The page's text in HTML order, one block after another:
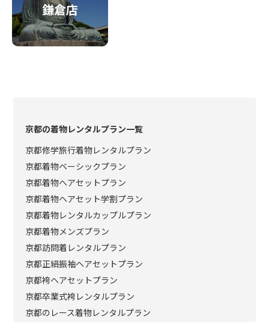
鎌倉店
京都の着物レンタルプラン一覧
京都修学旅行着物レンタルプラン
京都着物ベーシックプラン
京都着物ヘアセットプラン
京都着物ヘアセット学割プラン
京都着物レンタルカップルプラン
京都着物メンズプラン
京都訪問着レンタルプラン
京都正絹振袖ヘアセットプラン
京都袴ヘアセットプラン
京都卒業式袴レンタルプラン
京都のレース着物レンタルプラン